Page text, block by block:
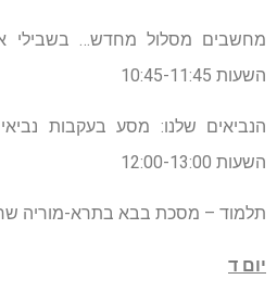
מחשבים מסלול מחדש… בשבילי
השעות 10:45-11:45
הנביאים שלנו: מסע בעקבות
השעות 12:00-13:00
תלמוד – מסכת בבא בתרא-מוריה שריקי בין
יום ד